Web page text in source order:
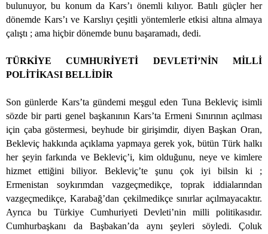
bulunuyor, bu konum da Kars’ı önemli kılıyor. Batılı güçler her
dönemde Kars’ı ve Karslıyı çeşitli yöntemlerle etkisi altına almaya
çalıştı ; ama hiçbir dönemde bunu başaramadı, dedi.
TÜRKİYE CUMHURİYETİ DEVLETİ’NİN MİLLİ
POLİTİKASI BELLİDİR
Son günlerde Kars’ta gündemi meşgul eden Tuna Bekleviç isimli
sözde bir parti genel başkanının Kars’ta Ermeni Sınırının açılması
için çaba göstermesi, beyhude bir girişimdir, diyen Başkan Oran,
Bekleviç hakkında açıklama yapmaya gerek yok, bütün Türk halkı
her şeyin farkında ve Bekleviç’i, kim olduğunu, neye ve kimlere
hizmet ettiğini biliyor. Bekleviç’te şunu çok iyi bilsin ki ;
Ermenistan soykırımdan vazgeçmedikçe, toprak iddialarından
vazgeçmedikçe, Karabağ’dan çekilmedikçe sınırlar açılmayacaktır.
Ayrıca bu Türkiye Cumhuriyeti Devleti’nin milli politikasıdır.
Cumhurbaşkanı da Başbakan’da aynı şeyleri söyledi. Çoluk